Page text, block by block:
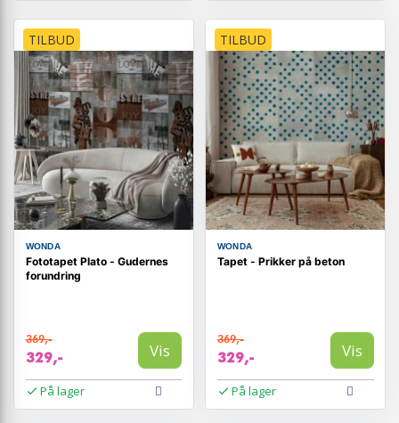
TILBUD
WONDA
Fototapet Plato - Gudernes
forundring
369,-
329,- Vis
På lager
TILBUD
WONDA
Tapet - Prikker på beton
369,-
329,- Vis
På lager